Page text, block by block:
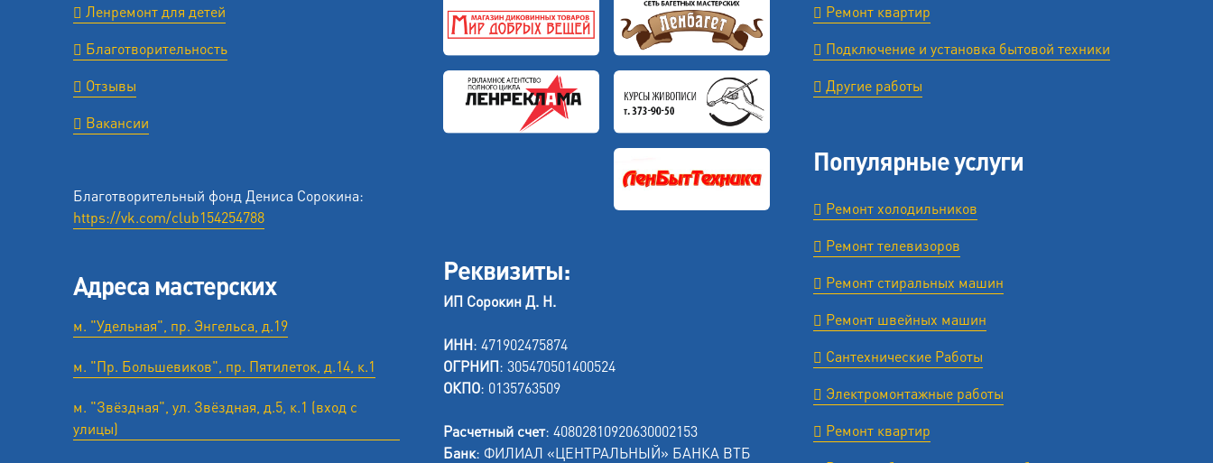
Ленремонт для детей
Благотворительность
Отзывы
Вакансии
Благотворительный фонд Дениса Сорокина:
https://vk.com/club154254788
Адреса мастерских
м. "Удельная", пр. Энгельса, д.19
м. "Пр. Большевиков", пр. Пятилеток, д.14, к.1
м. "Звёздная", ул. Звёздная, д.5, к.1 (вход с
улицы)
Реквизиты:
ИП Сорокин Д. Н.
ИНН: 471902475874
ОГРНИП: 305470501400524
ОКПО: 0135763509
Расчетный счет: 40802810920630002153
Банк: ФИЛИАЛ «ЦЕНТРАЛЬНЫЙ» БАНКА ВТБ
Ремонт квартир
Подключение и установка бытовой техники
Другие работы
Популярные услуги
Ремонт холодильников
Ремонт телевизоров
Ремонт стиральных машин
Ремонт швейных машин
Сантехнические Работы
Электромонтажные работы
Ремонт квартир